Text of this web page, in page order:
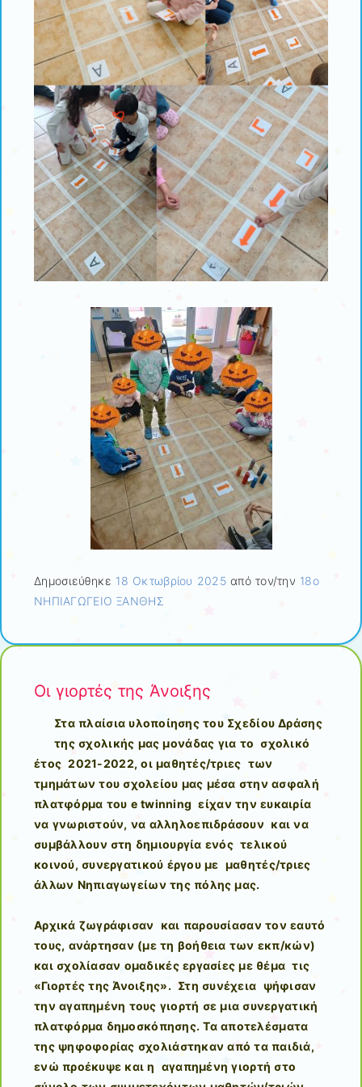
Δημοσιεύθηκε 18 Οκτωβρίου 2025από τον/την 18ο
ΝΗΠΙΑΓΩΓΕΙΟ ΞΑΝΘΗΣ
Οι γιορτές της Άνοιξης
Στα πλαίσια υλοποίησης του Σχεδίου Δράσης
της σχολικής μας μονάδας για το σχολικό
έτος 2021-2022, οι μαθητές/τριες των
τμημάτων του σχολείου μας μέσα στην ασφαλή
πλατφόρμα του e twinning είχαν την ευκαιρία
να γνωριστούν, να αλληλοεπιδράσουν και να
συμβάλλουν στη δημιουργία ενός τελικού
κοινού, συνεργατικού έργου με μαθητές/τριες
άλλων Νηπιαγωγείων της πόλης μας.
Αρχικά ζωγράφισαν και παρουσίασαν τον εαυτό
τους, ανάρτησαν (με τη βοήθεια των εκπ/κών)
και σχολίασαν ομαδικές εργασίες με θέμα τις
«Γιορτές της Άνοιξης». Στη συνέχεια ψήφισαν
την αγαπημένη τους γιορτή σε μια συνεργατική
πλατφόρμα δημοσκόπησης. Τα αποτελέσματα
της ψηφοφορίας σχολιάστηκαν από τα παιδιά,
ενώ προέκυψε και η αγαπημένη γιορτή στο